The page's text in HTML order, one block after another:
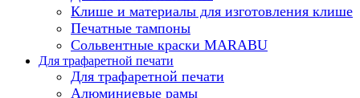
Клише и материалы для изготовления клише
Печатные тампоны
Сольвентные краски MARABU
Для трафаретной печати
Для трафаретной печати
Алюминиевые рамы